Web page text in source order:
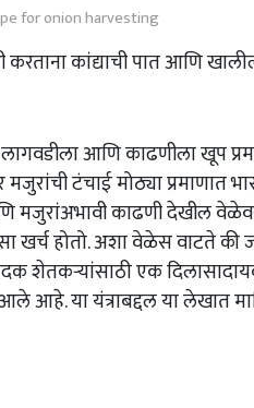
for onion harvesting
कांद्याची पात आणि
आणि काढणीला खूप
टंचाई मोठ्या प्रमाणात
मजुरांअभावी काढणी देखील
होतो. अशा वेळेस वाटते की
शेतकऱ्यांसाठी एक
आहे. या यंत्राबद्दल या लेखात